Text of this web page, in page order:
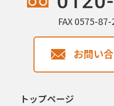
FAX 0575-
お問い
トップページ